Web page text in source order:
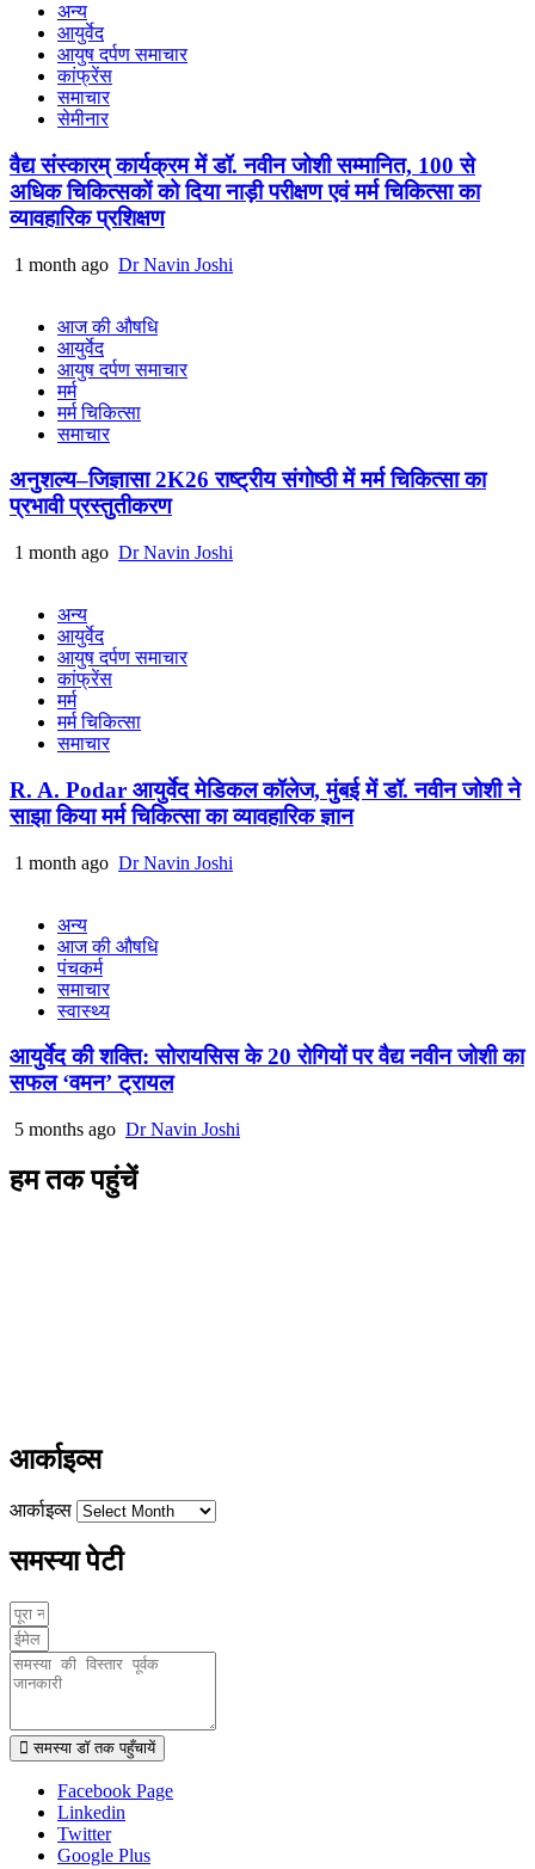
अन्य
आयुर्वेद
आयुष दर्पण समाचार
कांफ्रेंस
समाचार
सेमीनार
वैद्य संस्कारम् कार्यक्रम में डॉ. नवीन जोशी सम्मानित, 100 से
अधिक चिकित्सकों को दिया नाड़ी परीक्षण एवं मर्म चिकित्सा का
व्यावहारिक प्रशिक्षण
1 month ago Dr Navin Joshi
आज की औषधि
आयुर्वेद
आयुष दर्पण समाचार
मर्म
मर्म चिकित्सा
समाचार
अनुशल्य–जिज्ञासा 2K26 राष्ट्रीय संगोष्ठी में मर्म चिकित्सा का
प्रभावी प्रस्तुतीकरण
1 month ago Dr Navin Joshi
अन्य
आयुर्वेद
आयुष दर्पण समाचार
कांफ्रेंस
मर्म
मर्म चिकित्सा
समाचार
R. A. Podar आयुर्वेद मेडिकल कॉलेज, मुंबई में डॉ. नवीन जोशी ने
साझा किया मर्म चिकित्सा का व्यावहारिक ज्ञान
1 month ago Dr Navin Joshi
अन्य
आज की औषधि
पंचकर्म
समाचार
स्वास्थ्य
आयुर्वेद की शक्ति: सोरायसिस के 20 रोगियों पर वैद्य नवीन जोशी का
सफल ‘वमन’ ट्रायल
5 months ago Dr Navin Joshi
हम तक पहुंचें
आर्काइव्स
आर्काइव्स
समस्या पेटी
समस्या डॉ तक पहुँचायें
Facebook Page
Linkedin
Twitter
Google Plus